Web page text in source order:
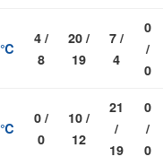
4 /
8
20 /
19
7 /
4
0
/
0
0 /
0
10 /
12
21
/
19
0
/
0